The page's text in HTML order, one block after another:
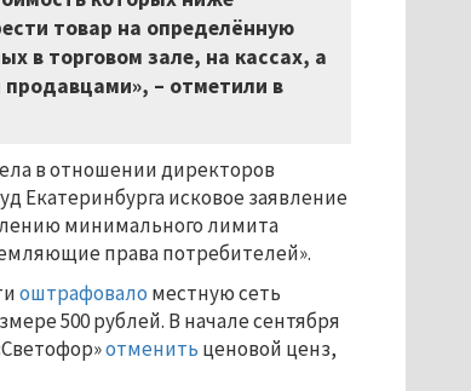
товар на определённую
в торговом зале, на кассах, а
– отметили в
в отношении директоров
Екатеринбурга исковое заявление
минимального лимита
права потребителей».
оштрафовало местную сеть
500 рублей. В начале сентября
отменить ценовой ценз,